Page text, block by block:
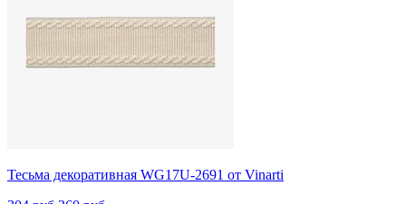
Тесьма декоративная WG17U-2691 от Vinarti